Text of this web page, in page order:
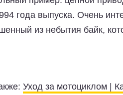
года выпуска. Очень
из небытия байк,
Уход за мотоциклом |